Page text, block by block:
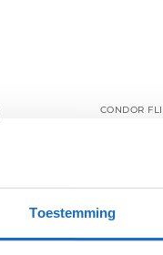
Toestemming
CONDOR